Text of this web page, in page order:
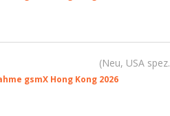
Neu, USA spez.
gsmX Hong Kong 2026